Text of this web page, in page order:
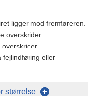
ligger mod fremføreren.
overskrider
overskrider
fejlindføring eller
størrelse